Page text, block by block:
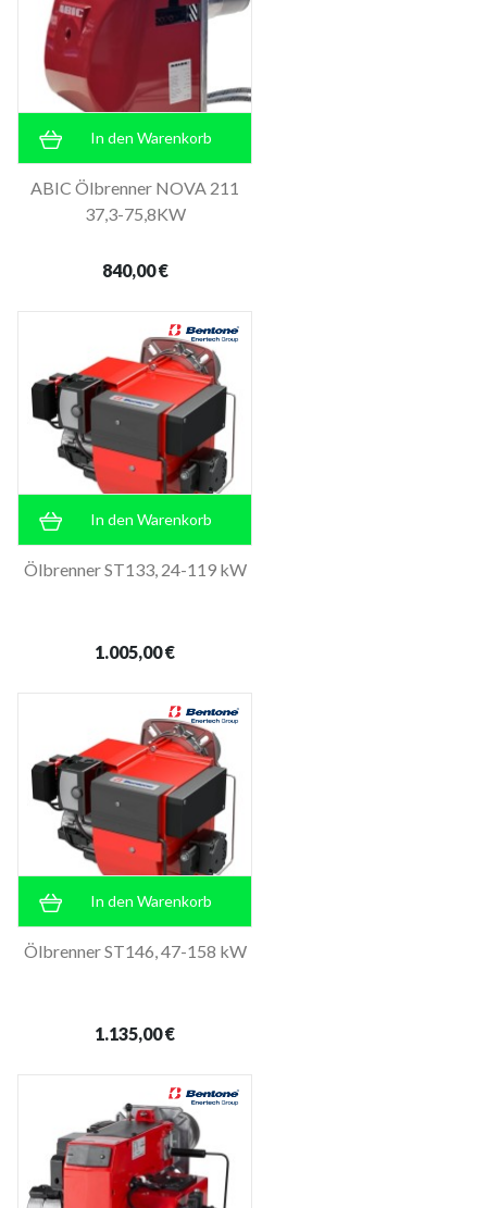
In den Warenkorb
ABIC Ölbrenner NOVA 211
37,3-75,8KW
840,00 €
In den Warenkorb
Ölbrenner ST133, 24-119 kW
1.005,00 €
In den Warenkorb
Ölbrenner ST146, 47-158 kW
1.135,00 €